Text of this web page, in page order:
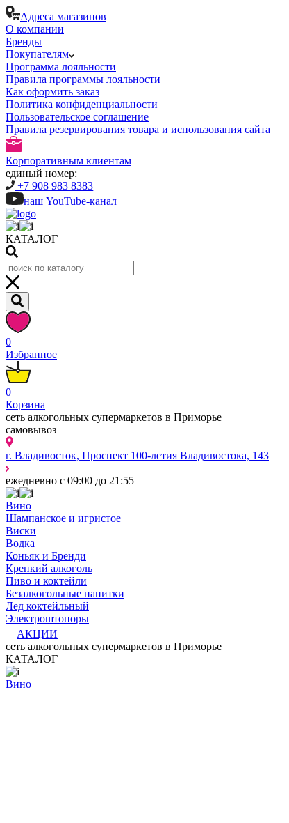
Адреса магазинов
О компании
Бренды
Покупателям
Программа лояльности
Правила программы лояльности
Как оформить заказ
Политика конфиденциальности
Пользовательское соглашение
Правила резервирования товара и использования сайта
Корпоративным клиентам
единый номер:
+7 908 983 8383
наш YouTube-канал
КАТАЛОГ
0
Избранное
0
Корзина
сеть алкогольных супермаркетов в Приморье
самовывоз
г. Владивосток, Проспект 100-летия Владивостока, 143
ежедневно с 09:00 до 21:55
Вино
Шампанское и игристое
Виски
Водка
Коньяк и Бренди
Крепкий алкоголь
Пиво и коктейли
Безалкогольные напитки
Лед коктейльный
Электроштопоры
АКЦИИ
сеть алкогольных супермаркетов в Приморье
КАТАЛОГ
Вино